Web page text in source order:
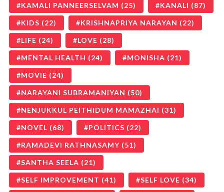
KAMALI PANNEERSELVAM (25) KANALI (87)
KIDS (22) KRISHNAPRIYA NARAYAN (22)
LIFE (24) LOVE (28)
MENTAL HEALTH (24) MONISHA (21)
MOVIE (24)
NARAYANI SUBRAMANIYAN (50)
NENJUKKUL PEITHIDUM MAMAZHAI (31)
NOVEL (68) POLITICS (22)
RAMADEVI RATHNASAMY (51)
SANTHA SEELA (21)
SELF IMPROVEMENT (41) SELF LOVE (34)